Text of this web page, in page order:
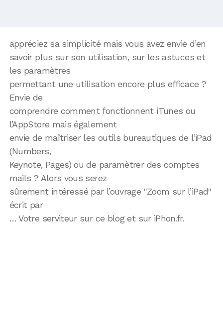
appréciez sa simplicité mais vous avez envie d’en
savoir plus sur son utilisation, sur les astuces et
les paramètres
permettant une utilisation encore plus efficace ?
Envie de
comprendre comment fonctionnent iTunes ou
l’AppStore mais également
envie de maîtriser les outils bureautiques de l’iPad
(Numbers,
Keynote, Pages) ou de paramètrer des comptes
mails ? Alors vous serez
sûrement intéressé par l’ouvrage "Zoom sur l’iPad"
écrit par
… Votre serviteur sur ce blog et sur iPhon.fr.